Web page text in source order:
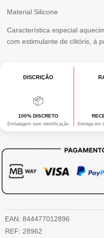
Material Silicone
Característica especial
com estimulante de clitóris, à
DISCRIÇÃO
📦
100% DISCRETO
Embalagem sem identificação Entrega em
EAN: 844477012896
REF: 28962